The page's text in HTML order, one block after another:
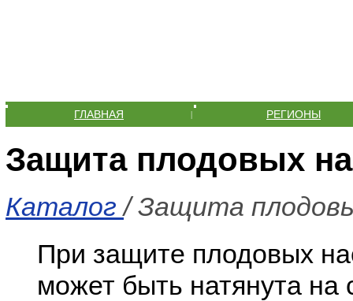
ГЛАВНАЯ | РЕГИОНЫ
Защита плодовых
Каталог/ Защита
При защите плодовых
может быть натянута на